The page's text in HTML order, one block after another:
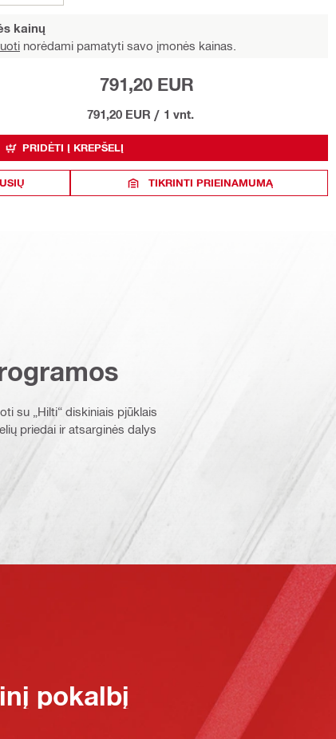
kainų
norėdami pamatyti savo įmonės kainas.
791,20 EUR
791,20 EUR / 1 vnt.
PRIDĖTI Į KREPŠELĮ
TIKRINTI PRIEINAMUMĄ
su „Hilti“ diskiniais pjūklais
priedai ir atsarginės dalys
pokalbį